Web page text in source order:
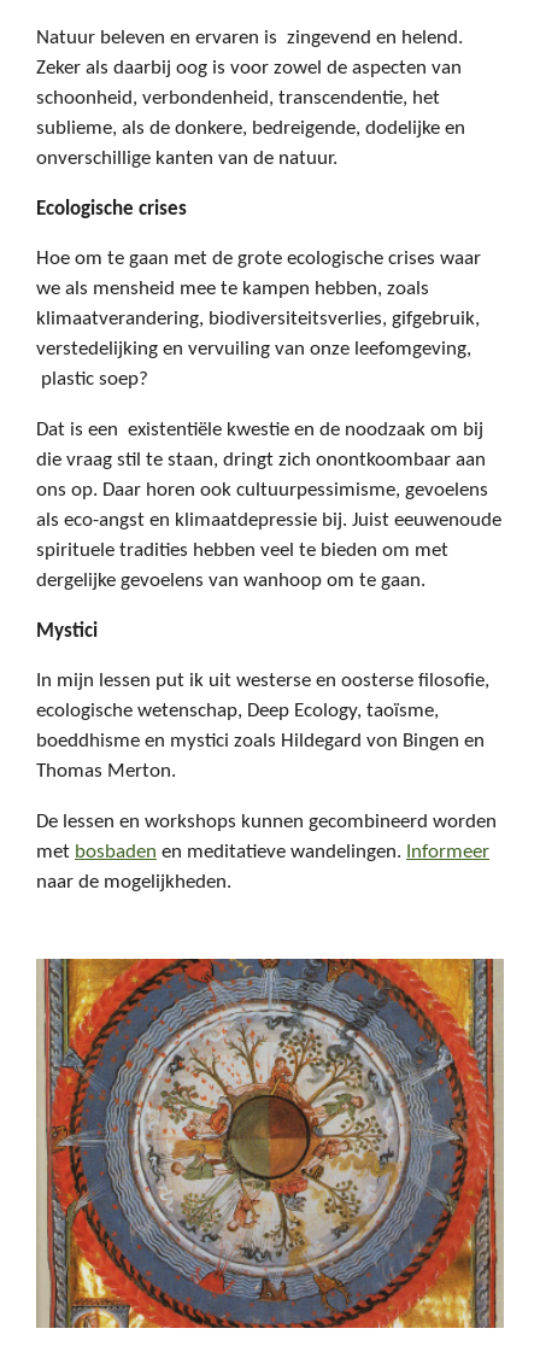
Natuur beleven en ervaren is zingevend en helend.
Zeker als daarbij oog is voor zowel de aspecten van
schoonheid, verbondenheid, transcendentie, het
sublieme, als de donkere, bedreigende, dodelijke en
onverschillige kanten van de natuur.
Ecologische crises
Hoe om te gaan met de grote ecologische crises waar
we als mensheid mee te kampen hebben, zoals
klimaatverandering, biodiversiteitsverlies, gifgebruik,
verstedelijking en vervuiling van onze leefomgeving,
plastic soep?
Dat is een existentiële kwestie en de noodzaak om bij
die vraag stil te staan, dringt zich onontkoombaar aan
ons op. Daar horen ook cultuurpessimisme, gevoelens
als eco-angst en klimaatdepressie bij. Juist eeuwenoude
spirituele tradities hebben veel te bieden om met
dergelijke gevoelens van wanhoop om te gaan.
Mystici
In mijn lessen put ik uit westerse en oosterse filosofie,
ecologische wetenschap, Deep Ecology, taoïsme,
boeddhisme en mystici zoals Hildegard von Bingen en
Thomas Merton.
De lessen en workshops kunnen gecombineerd worden
met bosbaden en meditatieve wandelingen.
Informeer
naar de mogelijkheden.